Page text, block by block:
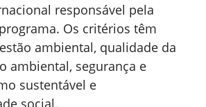
responsável pela
Os critérios têm
ambiental, qualidade da
ambiental, segurança e
sustentável e
social.